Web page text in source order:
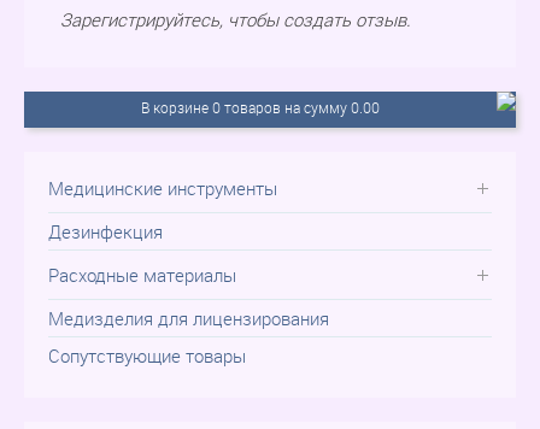
Зарегистрируйтесь, чтобы создать отзыв.
В корзине 0 товаров на сумму 0.00
Медицинские инструменты
Дезинфекция
Расходные материалы
Медизделия для лицензирования
Сопутствующие товары